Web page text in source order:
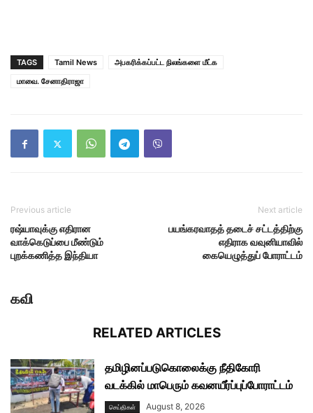
TAGS Tamil News
அபகரிக்கப்பட்ட நிலங்களை மீட்க
மாவை. சேனாதிராஜா
Previous article
ரஷ்யாவுக்கு எதிரான
வாக்கெடுப்பை மீண்டும்
புறக்கணித்த இந்தியா
Next article
பயங்கரவாதத் தடைச் சட்டத்திற்கு
எதிராக வவுனியாவில்
கையெழுத்துப் போராட்டம்
கவி
RELATED ARTICLES
தமிழினப்படுகொலைக்கு நீதிகோரி
வடக்கில் மாபெரும் கவனயீர்ப்புப்போராட்டம்
செய்திகள் August 8, 2026